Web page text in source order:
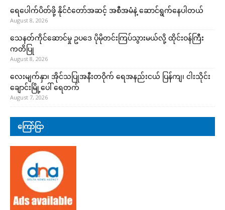
ရေပေါက်ပိတ်ဖို့ နိုင်ငံတော်အဆင့် အစီအမံနဲ့ ဆောင်ရွက်နေပါတယ်
August 8, 2026
သေနတ်ကိုင်ဆောင်မှု ဥပဒေ ပိုမိုတင်းကြပ်သွားမယ်လို့ ထိုင်းဝန်ကြီး
ကတိပြု
August 8, 2026
လေးမျက်နှာ၊ အိုင်သပြုအနီးတဝိုက် ရေအနည်းငယ် ပြန်ကျ၊ ငါးသိုင်း
ချောင်းမြို့ပေါ် ရေတက်
August 7, 2026
ကြော်ငြာ